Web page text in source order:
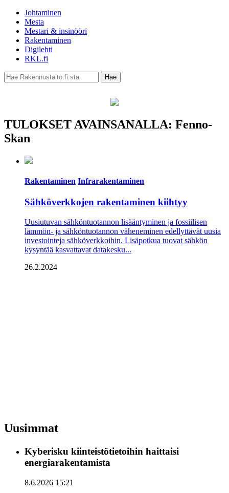
Johtaminen
Mesta
Mestari & insinööri
Rakentaminen
Digilehti
RKL.fi
TULOKSET AVAINSANALLA: Fenno-
Skan
Rakentaminen Infrarakentaminen
Sähköverkkojen rakentaminen kiihtyy
Uusiutuvan sähköntuotannon lisääntyminen ja fossiilisen
lämmön- ja sähköntuotannon väheneminen edellyttävät uusia
investointeja sähköverkkoihin. Lisäpotkua tuovat sähkön
kysyntää kasvattavat datakesku...
26.2.2024
Uusimmat
Kyberisku kiinteistötietoihin haittaisi
energiarakentamista
8.6.2026 15:21